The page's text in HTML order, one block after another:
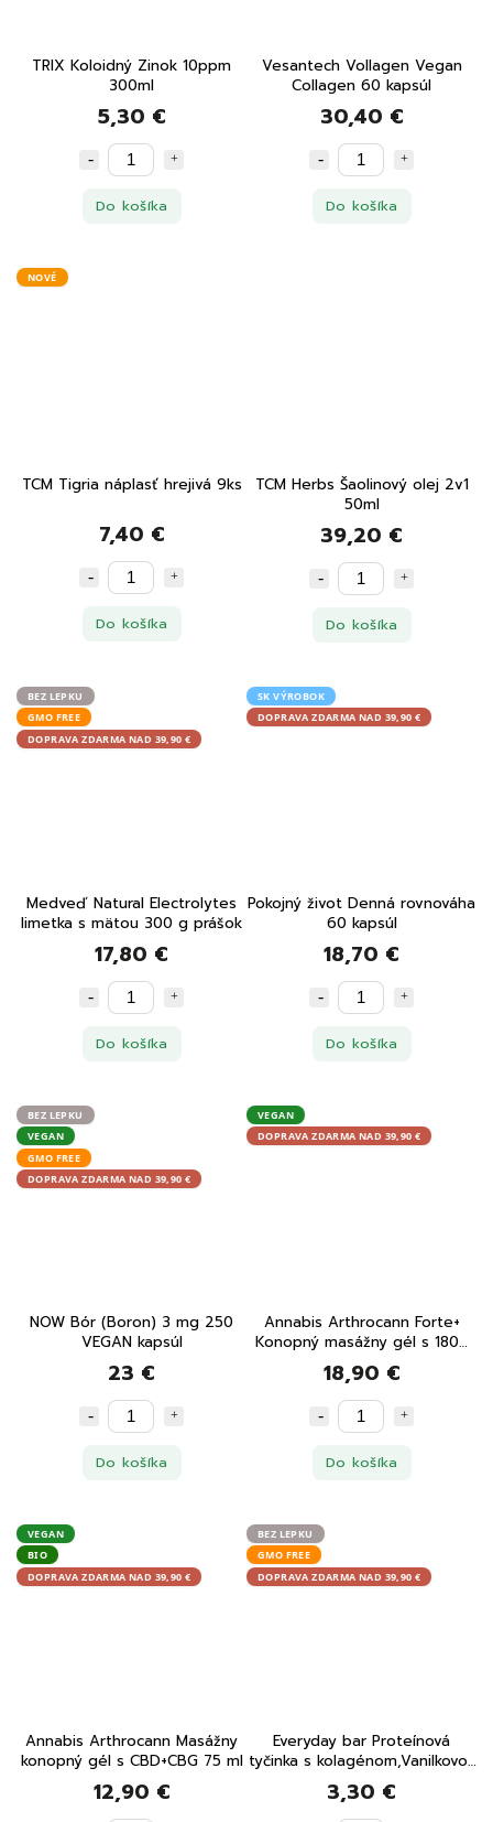
TRIX Koloidný Zinok 10ppm
300ml
5,30 €
Do košíka
Vesantech Vollagen Vegan
Collagen 60 kapsúl
30,40 €
Do košíka
NOVÉ
TCM Tigria náplasť hrejivá 9ks
7,40 €
Do košíka
TCM Herbs Šaolinový olej 2v1
50ml
39,20 €
Do košíka
BEZ LEPKU
GMO FREE
DOPRAVA ZDARMA NAD 39,90 €
Medveď Natural Electrolytes
limetka s mätou 300 g prášok
17,80 €
Do košíka
SK VÝROBOK
DOPRAVA ZDARMA NAD 39,90 €
Pokojný život Denná rovnováha
60 kapsúl
18,70 €
Do košíka
BEZ LEPKU
VEGAN
GMO FREE
DOPRAVA ZDARMA NAD 39,90 €
NOW Bór (Boron) 3 mg 250
VEGAN kapsúl
23 €
Do košíka
VEGAN
DOPRAVA ZDARMA NAD 39,90 €
Annabis Arthrocann Forte+
Konopný masážny gél s 1800
mg CBD 90 ml
18,90 €
Do košíka
VEGAN
BIO
DOPRAVA ZDARMA NAD 39,90 €
Annabis Arthrocann Masážny
konopný gél s CBD+CBG 75 ml
12,90 €
BEZ LEPKU
GMO FREE
DOPRAVA ZDARMA NAD 39,90 €
Everyday bar Proteínová
tyčinka s kolagénom,Vanilkovo-
arašidový koláč 32 g
3,30 €